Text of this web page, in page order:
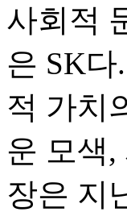
사회적
은 SK
적 가치
운 모색
장은 지